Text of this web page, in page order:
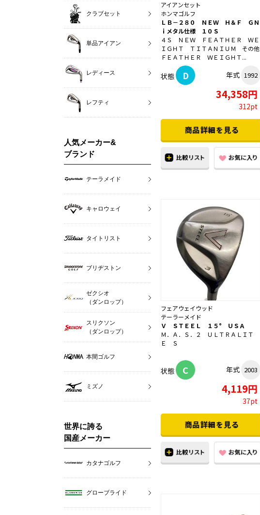
アイアンセット
ホンマゴルフ
ＬＢ－２８０ ＮＥＷ Ｈ＆Ｆ ＧＮ
ｉメタル仕様 １０Ｓ
４Ｓ ＮＥＷ ＦＥＡＴＨＥＲ ＷＥ
ＩＧＨＴ ＴＩＴＡＮＩＵＭ その他
ＦＥＡＴＨＥＲ ＷＥＩＧＨＴ...
状態 D 年式 1992
34,358円
312pt
フェアウェイウッド
テーラーメイド
Ｖ ＳＴＥＥＬ １５° ＵＳＡ
Ｍ．Ａ．Ｓ．２ ＵＬＴＲＡＬＩＴ
Ｅ Ｓ
状態 C 年式 2003
4,119円
37pt
クラブセット
単品アイアン
レディース
レフティ
人気メーカー&
ブランド
テーラメイド
キャロウェイ
タイトリスト
ブリヂストン
ゼクシオ
（ダンロップ）
スリクソン
（ダンロップ）
本間ゴルフ
ミズノ
世界に誇る
国産メーカー
カタナゴルフ
グローブライド